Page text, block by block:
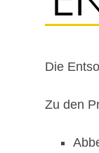
Die
Zu den